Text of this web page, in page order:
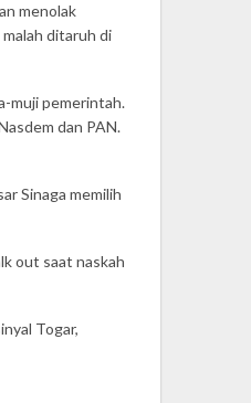
menolak
ditaruh di
muji pemerintah.
dan PAN.
Sinaga memilih
out saat naskah
Togar,